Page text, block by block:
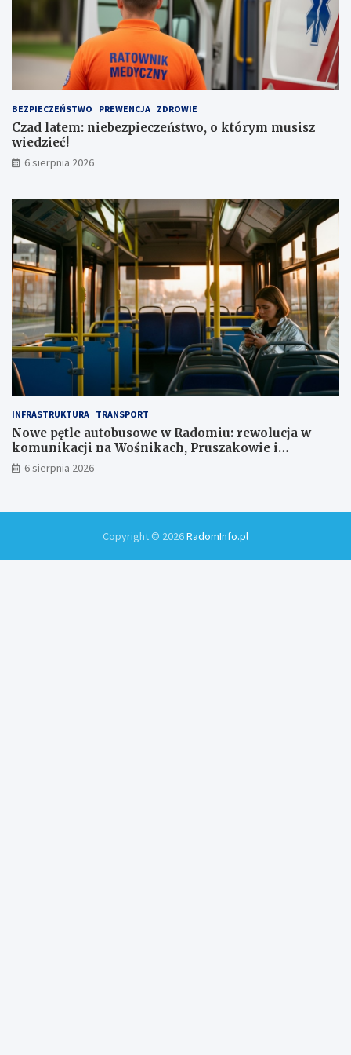
i
a
a
w
e
,
1
m
l
ł
BEZPIECZEŃSTWO PREWENCJA ZDROWIE
Czad latem: niebezpieczeństwo, o którym musisz
wiedzieć!
6 sierpnia 2026
INFRASTRUKTURA TRANSPORT
Nowe pętle autobusowe w Radomiu: rewolucja w
komunikacji na Wośnikach, Pruszakowie i
Zamłyniu
6 sierpnia 2026
Copyright © 2026RadomInfo.pl